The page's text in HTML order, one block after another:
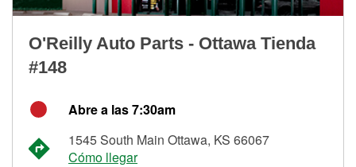
O'Reilly Auto Parts - Ottawa Tienda
#148
Abre a las 7:30am
1545 South Main Ottawa, KS 66067
Cómo llegar